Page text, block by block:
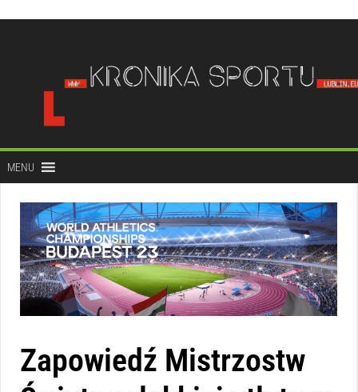
treści
MENU
Zapowiedź Mistrzostw